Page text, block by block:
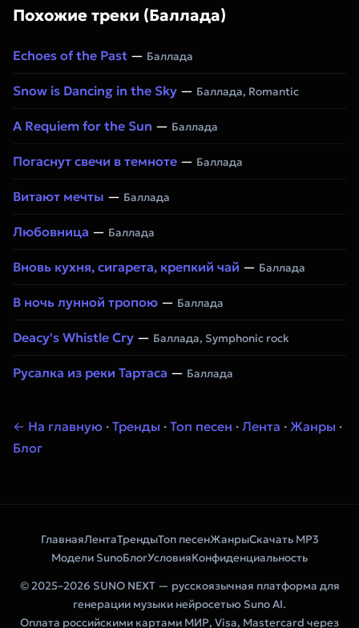
Похожие треки (Баллада)
Echoes of the Past — Баллада
Snow is Dancing in the Sky — Баллада, Romantic
A Requiem for the Sun — Баллада
Погаснут свечи в темноте — Баллада
Витают мечты — Баллада
Любовница — Баллада
Вновь кухня, сигарета, крепкий чай — Баллада
В ночь лунной тропою — Баллада
Deacy's Whistle Cry — Баллада, Symphonic rock
Русалка из реки Тартаса — Баллада
← На главную · Тренды · Топ песен · Лента · Жанры ·
Блог
ГлавнаяЛентаТрендыТоп песенЖанрыСкачать MP3
Модели SunoБлогУсловияКонфиденциальность
© 2025–2026 SUNO NEXT — русскоязычная платформа для
генерации музыки нейросетью Suno AI.
Оплата российскими картами МИР, Visa, Mastercard через